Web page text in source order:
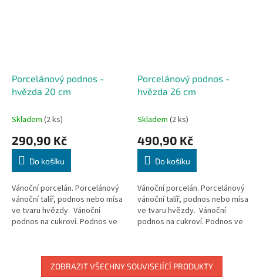
Porcelánový podnos -
hvězda 20 cm
Skladem (2 ks)
290,90 Kč
Do košíku
Vánoční porcelán. Porcelánový
vánoční talíř, podnos nebo mísa
ve tvaru hvězdy. Vánoční
podnos na cukroví. Podnos ve
Porcelánový podnos -
hvězda 26 cm
Skladem (2 ks)
490,90 Kč
Do košíku
Vánoční porcelán. Porcelánový
vánoční talíř, podnos nebo mísa
ve tvaru hvězdy. Vánoční
podnos na cukroví. Podnos ve
ZOBRAZIT VŠECHNY SOUVISEJÍCÍ PRODUKTY